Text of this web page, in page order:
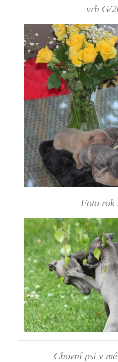
vrh G/
Foto rok
Chovní psi v